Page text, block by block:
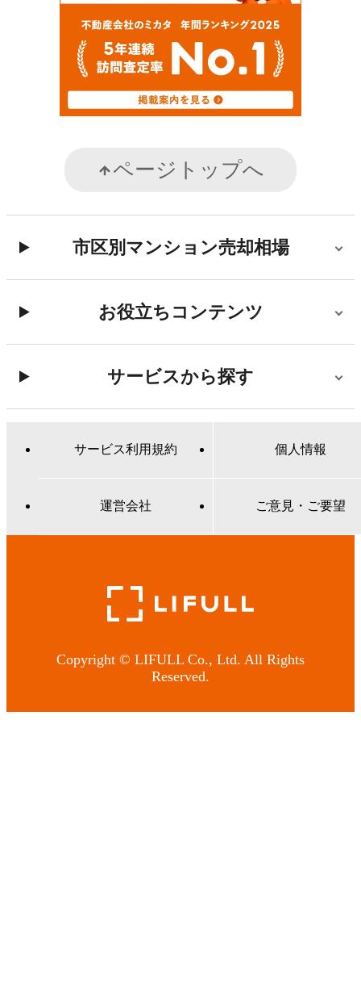
ページトップへ
市区別マンション売却相場
お役立ちコンテンツ
サービスから探す
サービス利用規約 個人情報
運営会社 ご意見・ご要望
Copyright © LIFULL Co., Ltd. All Rights
Reserved.